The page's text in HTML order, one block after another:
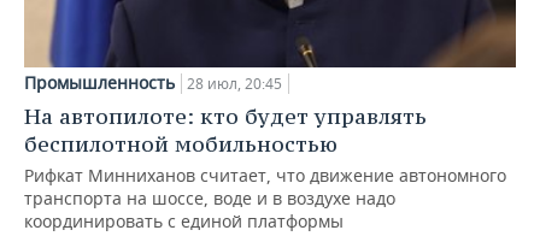
Промышленность 28 июл, 20:45
На автопилоте: кто будет управлять
беспилотной мобильностью
Рифкат Минниханов считает, что движение автономного
транспорта на шоссе, воде и в воздухе надо
координировать с единой платформы